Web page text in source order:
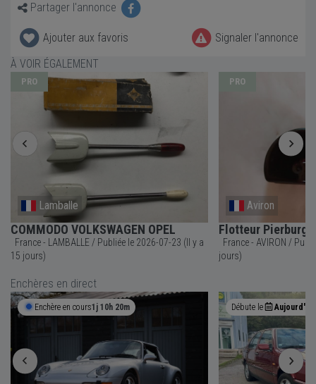
Partager l'annonce
Ajouter aux favoris
Signaler l'annonce
À VOIR ÉGALEMENT
PRO
Lamballe
COMMODO VOLKSWAGEN OPEL
France - LAMBALLE / Publiée le 2026-07-23 (Il y a
15 jours)
PRO
Aviron
Flotteur Pierburg
France - AVIRON / Publiée le 2026-07-23 (Il y a 15
jours)
Enchères en direct
Enchère en cours1j 10h 20m Débute le Aujourd'hui